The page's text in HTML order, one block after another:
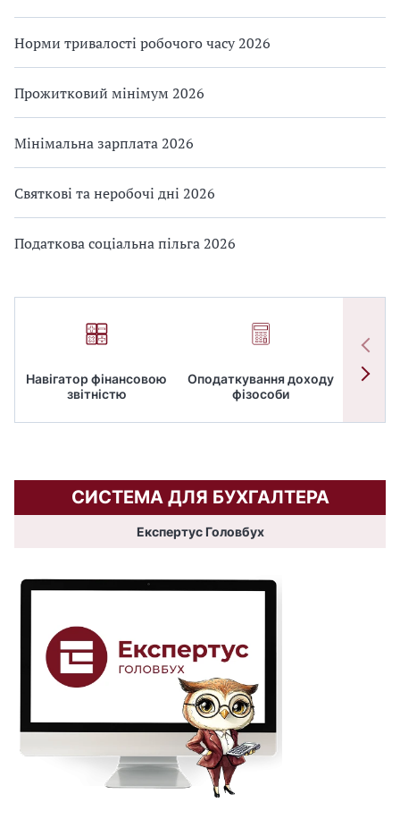
Норми тривалості робочого часу 2026
Прожитковий мінімум 2026
Мінімальна зарплата 2026
Святкові та неробочі дні 2026
Податкова соціальна пільга 2026
Навігатор фінансовою
звітністю
Оподаткування доходу
фізособи
СИСТЕМА ДЛЯ БУХГАЛТЕРА
Експертус Головбух